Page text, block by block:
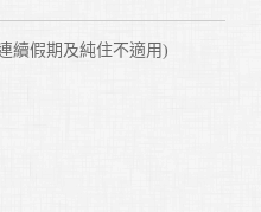
續假期及純住不適用)